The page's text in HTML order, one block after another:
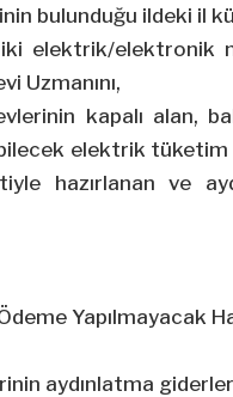
bulunduğu ildeki il
elektrik/elektronik
Uzmanını,
kapalı alan,
elektrik
hazırlanan ve
Yapılmayacak
aydınlatma